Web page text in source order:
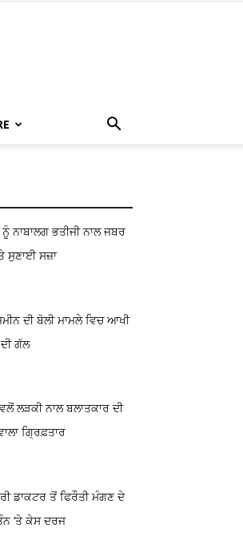
ਨਾਬਾਲਗ ਭਤੀਜੀ ਨਾਲ ਜਬਰ
ਸੁਣਾਈ ਸਜ਼ਾ
ਦੀ ਬੋਲੀ ਮਾਮਲੇ ਵਿਚ ਆਖੀ
ਗੱਲ
ਲੜਕੀ ਨਾਲ ਬਲਾਤਕਾਰ ਦੀ
ਗ੍ਰਿਫ਼ਤਾਰ
ਡਾਕਟਰ ਤੋਂ ਫਿਰੌਤੀ ਮੰਗਣ ਦੇ
‘ਤੇ ਕੇਸ ਦਰਜ